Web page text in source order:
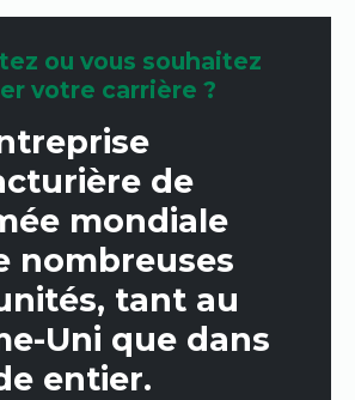
ou vous souhaitez
votre carrière ?
de
mondiale
nombreuses
tant au
Uni que dans
entier.